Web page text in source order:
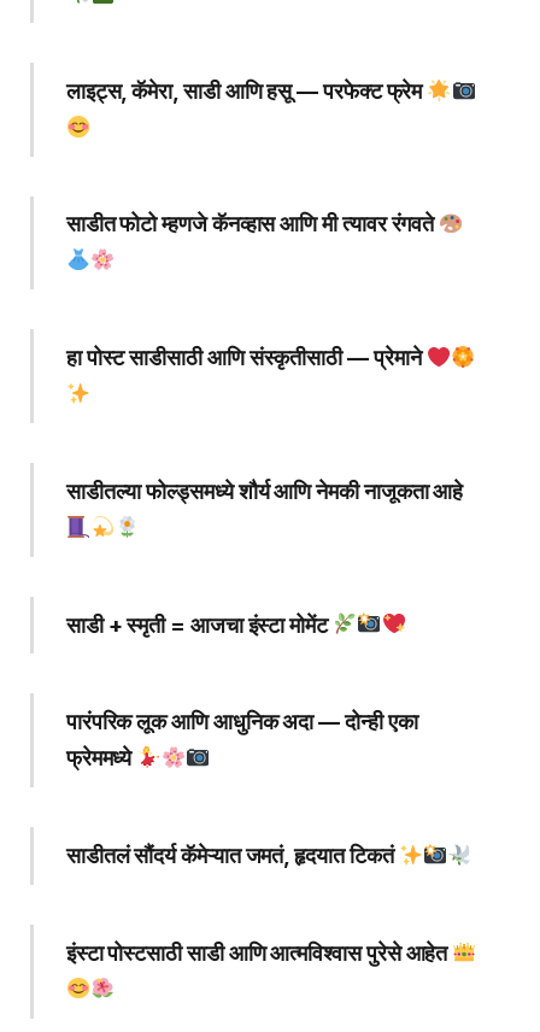
लाइट्स, कॅमेरा, साडी आणि हसू — परफेक्ट फ्रेम
साडीत फोटो म्हणजे कॅनव्हास आणि मी त्यावर रंगवते
हा पोस्ट साडीसाठी आणि संस्कृतीसाठी — प्रेमाने
साडीतल्या फोल्ड्समध्ये शौर्य आणि नेमकी नाजूकता आहे
साडी + स्मृती = आजचा इंस्टा मोमेंट
पारंपरिक लूक आणि आधुनिक अदा — दोन्ही एका
फ्रेममध्ये
साडीतलं सौंदर्य कॅमेऱ्यात जमतं, हृदयात टिकतं
इंस्टा पोस्टसाठी साडी आणि आत्मविश्वास पुरेसे आहेत